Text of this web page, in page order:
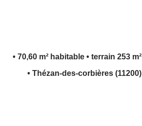
• 70,60 m² habitable • terrain 253 m²
• Thézan-des-corbières (11200)